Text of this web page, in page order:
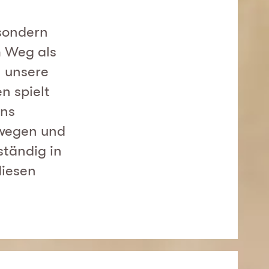
als
spielt
und
in